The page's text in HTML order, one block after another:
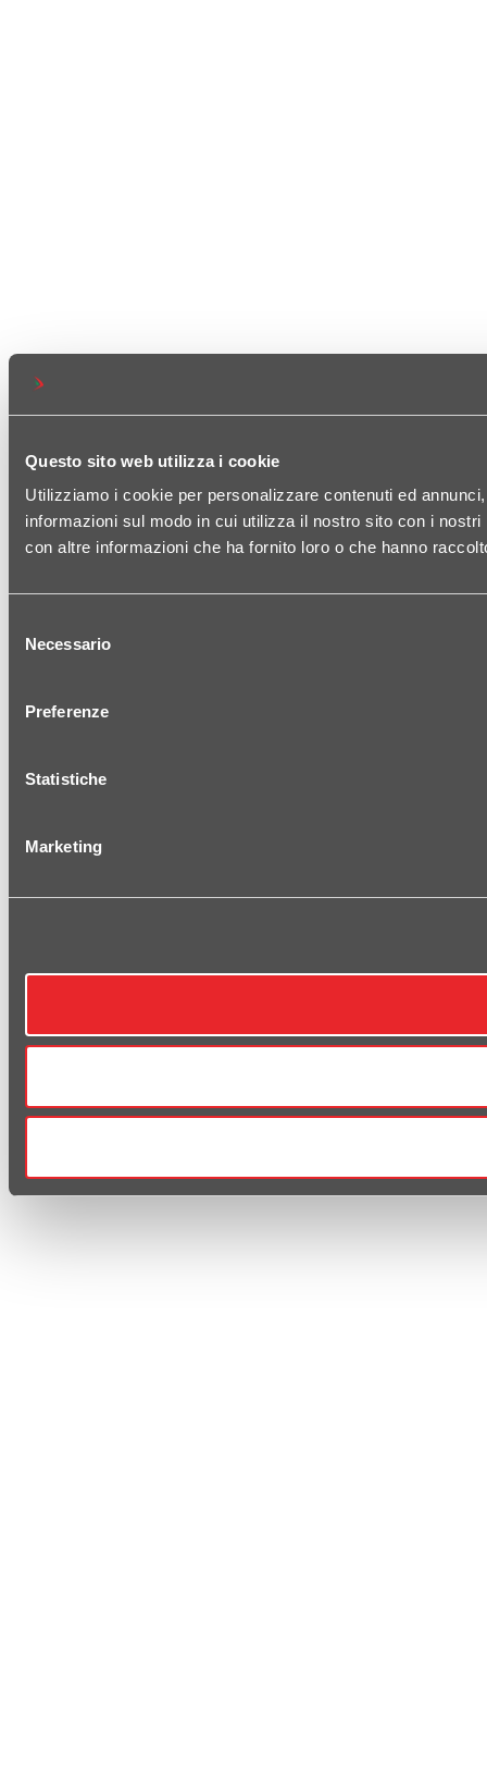
Questo sito web utilizza i cookie
Utilizziamo i cookie per personalizzare contenuti ed
informazioni sul modo in cui utilizza il nostro sito con i
con altre informazioni che ha fornito loro o che hanno
delNecessario
Preferenze
Statistiche
Marketing